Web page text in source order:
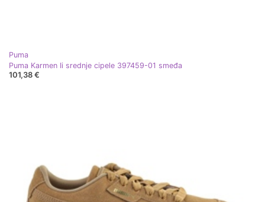
Puma
Puma Karmen Ii srednje cipele 397459-01 smeđa
101,38 €